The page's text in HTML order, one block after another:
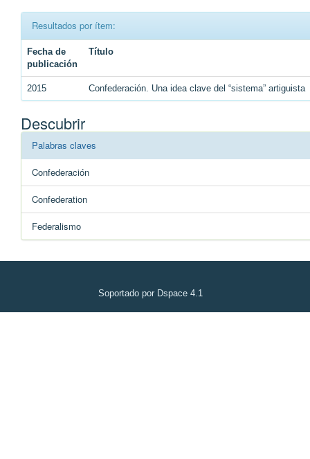
Resultados por ítem:
Fecha de
publicación
Título
2015 Confederación. Una idea clave del “sistema” artiguista
Descubrir
Palabras claves
Confederación
Confederation
Federalismo
Soportado por Dspace 4.1